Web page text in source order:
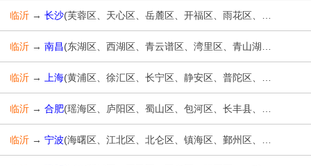
临沂 →长沙(芙蓉区、天心区、岳麓区、开福区、雨花区、望城区、长沙县、浏阳市、宁乡市)
临沂 →南昌(东湖区、西湖区、青云谱区、湾里区、青山湖区、新建区、南昌县、安义县、进贤县、经济技术开发区、高新区)
临沂 →上海(黄浦区、徐汇区、长宁区、静安区、普陀区、虹口区、杨浦区、闵行区、宝山区、嘉定区、浦东新区、金山区、松江区、青浦区、奉贤区、崇明区)
临沂 →合肥(瑶海区、庐阳区、蜀山区、包河区、长丰县、肥东县、肥西县、庐江县、巢湖市、高新技术开发区、经济技术开发区)
临沂 →宁波(海曙区、江北区、北仑区、镇海区、鄞州区、奉化区、象山县、宁海县、余姚市、慈溪市)